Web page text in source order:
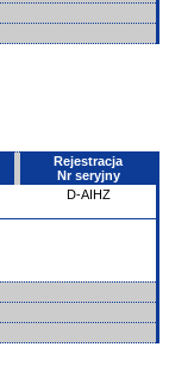
Rejestracja
Nr seryjny
D-AIHZ